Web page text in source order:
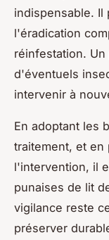
indispensable. Il
l'éradication
réinfestation.
d'éventuels
intervenir à
En adoptant les
traitement, et en
l'intervention, il
punaises de lit
vigilance reste
préserver